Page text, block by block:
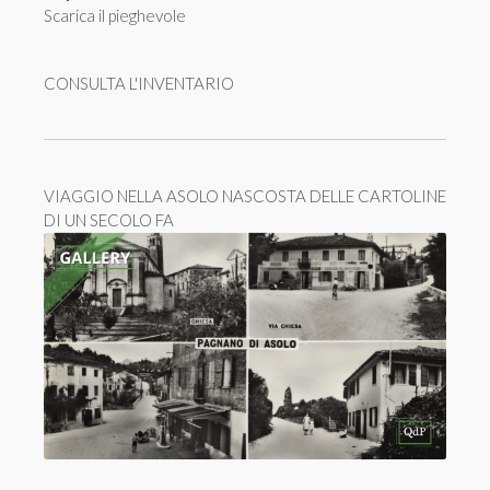
Scarica il pieghevole
CONSULTA L'INVENTARIO
VIAGGIO NELLA ASOLO NASCOSTA DELLE CARTOLINE
DI UN SECOLO FA